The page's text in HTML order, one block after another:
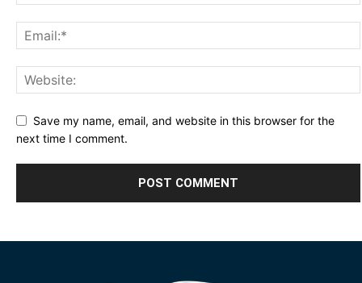
Save my name, email, and website in this browser for the
next time I comment.